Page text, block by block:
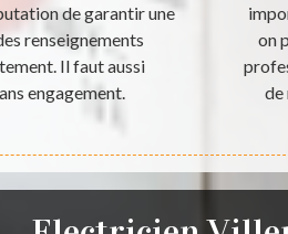
de garantir une
renseignements
Il faut aussi
engagement.
on
de